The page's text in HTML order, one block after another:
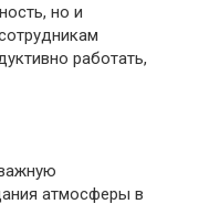
но и
работать,
атмосферы в